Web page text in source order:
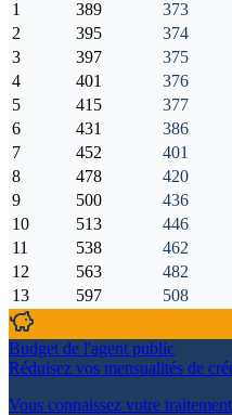
1
389 373
2
395 374
3
397 375
4
401 376
5
415 377
6
431 386
7
452 401
8
478 420
9
500 436
10
513 446
11
538 462
12
563 482
13
597 508
Budget de l'agent public
Réduisez vos mensualités de
Vous connaissez votre